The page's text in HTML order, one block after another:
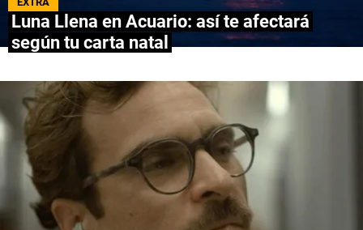
NETFLIX
APPLE TV+
MÚSICA
CELEBRITIES
PASATIEMPOS
Luna Llena en Acuario: así te afectará
según tu carta natal